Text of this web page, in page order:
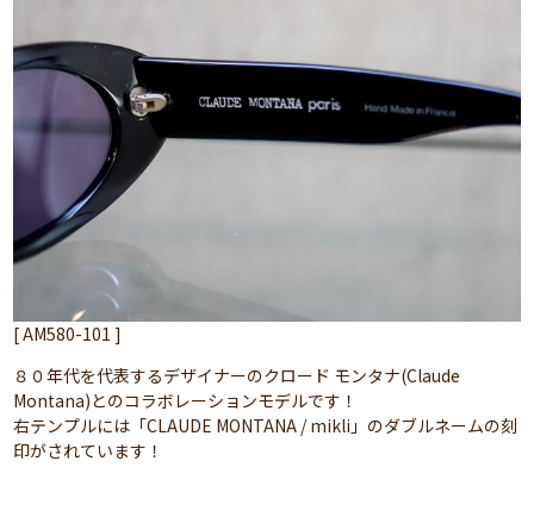
[ AM580-101 ]
８０年代を代表するデザイナーのクロード モンタナ(Claude
Montana)とのコラボレーションモデルです！
右テンプルには「CLAUDE MONTANA / mikli」のダブルネームの刻
印がされています！